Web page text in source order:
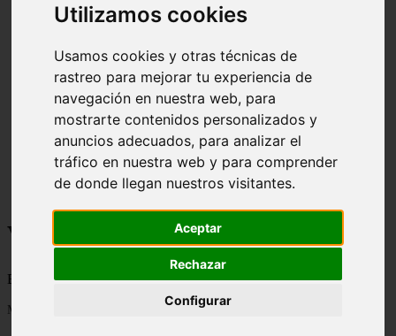
Utilizamos cookies
Usamos cookies y otras técnicas de
rastreo para mejorar tu experiencia de
navegación en nuestra web, para
mostrarte contenidos personalizados y
anuncios adecuados, para analizar el
tráfico en nuestra web y para comprender
de donde llegan nuestros visitantes.
Aceptar
Rechazar
Configurar
c tucuman
carmen
category
destinos
gijon
lanzarote
live
monumentos
naturaleza
san
tenerife
Viajes a la Patagonia
Blog sobre la Patagonia en particular y sobre turismo en general
Mostrando 1 - 24 de 478 artículos